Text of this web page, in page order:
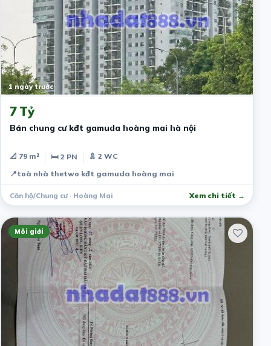
1 ngày trước
7 Tỷ
Bán chung cư kđt gamuda hoàng mai hà nội
📐 79 m² 🛏 2 PN
🚿 2 WC
📍toà nhà thetwo kđt gamuda hoàng mai
Căn hộ/Chung cư · Hoàng Mai Xem chi tiết →
Môi giới